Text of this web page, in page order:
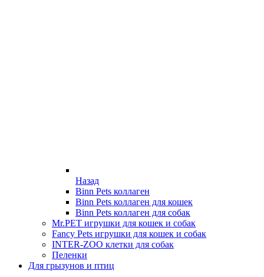
Назад
Binn Pets коллаген
Binn Pets коллаген для кошек
Binn Pets коллаген для собак
Mr.PET игрушки для кошек и собак
Fancy Pets игрушки для кошек и собак
INTER-ZOO клетки для собак
Пеленки
Для грызунов и птиц